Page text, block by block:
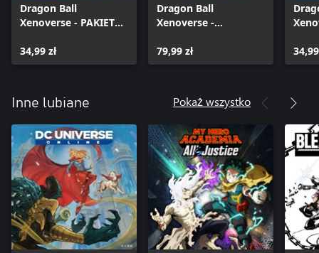
Dragon Ball
Xenoverse - PAKIET
34,99 zł
Dragon Ball
Xenoverse -
79,99 zł
Inne lubiane Pokaż wszystko